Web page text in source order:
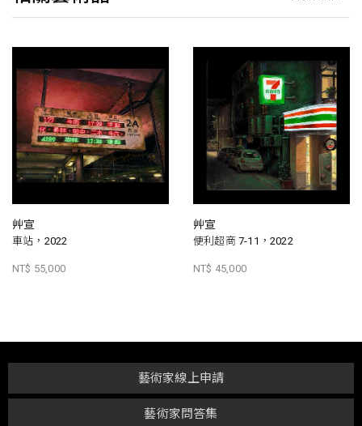
艸宣
車站，2022
NT$ 55,000
艸宣
便利超商 7-11，2022
NT$ 45,000
藝術家問答集
藝術家線上申請